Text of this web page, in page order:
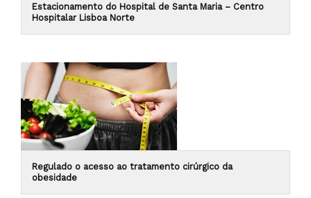
Estacionamento do Hospital de Santa Maria – Centro
Hospitalar Lisboa Norte
Regulado o acesso ao tratamento cirúrgico da
obesidade